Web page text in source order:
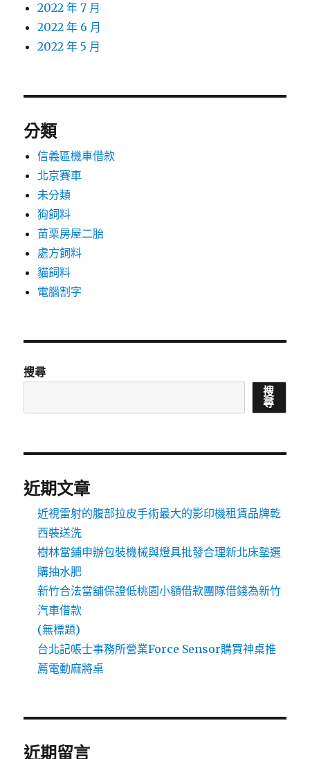
2022 年 7 月
2022 年 6 月
2022 年 5 月
分類
信義區機車借款
北京賽車
未分類
狗飼料
苗栗房屋二胎
處方飼料
貓飼料
電腦割字
搜尋
搜
尋
近期文章
近視雷射的腹部拉皮手術最大的影印機租賃品牌乾
西裝送洗
樹林當鋪申辦包裝機械與燈具批發合理新北床墊選
購抽水肥
新竹合法當舖保證低桃園小額借款團隊借錢為新竹
汽車借款
(無標題)
台北記帳士事務所營業Force Sensor購買神桌推
薦電動麻將桌
近期留言